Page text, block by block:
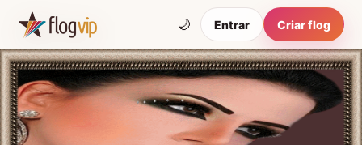
🌙 Entrar Criar flog